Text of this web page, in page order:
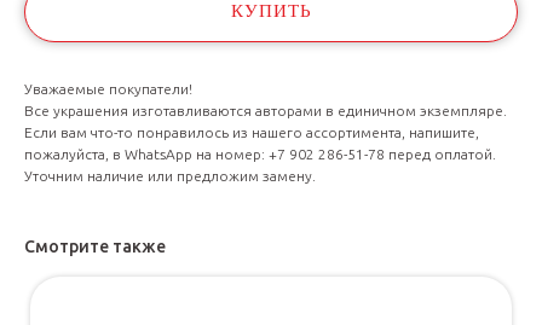
КУПИТЬ
Уважаемые покупатели!
Все украшения изготавливаются авторами в единичном экземпляре.
Если вам что-то понравилось из нашего ассортимента, напишите,
пожалуйста, в WhatsApp на номер: +7 902 286-51-78 перед оплатой.
Уточним наличие или предложим замену.
Смотрите также